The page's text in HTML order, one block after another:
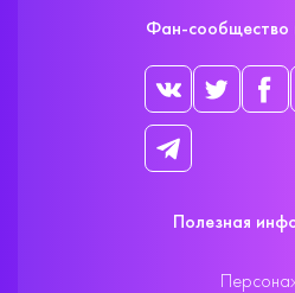
Фан-сообщество
Полезная